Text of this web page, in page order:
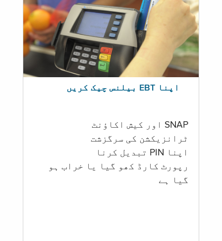
اپنا EBT بیلنس چیک کریں
SNAP اور کیش اکاؤنٹ
ٹرانزیکشن کی سرگزشت
اپنا PIN تبدیل کرنا
رپورٹ کارڈ کھو گیا یا خراب ہو
گيا ہے